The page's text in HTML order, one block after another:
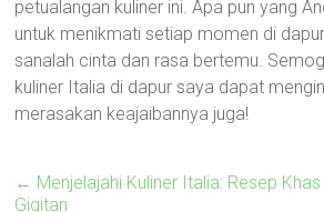
petualangan kuliner ini. Apa pun yang
untuk menikmati setiap momen di
sanalah cinta dan rasa bertemu.
kuliner Italia di dapur saya dapat
merasakan keajaibannya juga!
← Menjelajahi Kuliner Italia: Resep
Gigitan